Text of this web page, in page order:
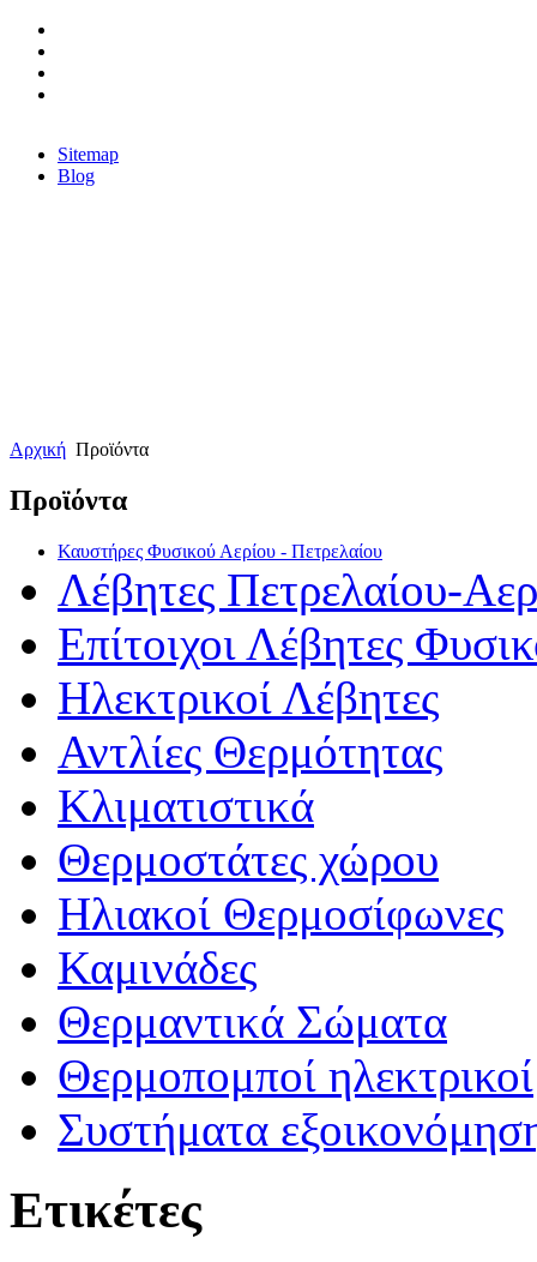
Sitemap
Blog
Αρχική Προϊόντα
Προϊόντα
Καυστήρες Φυσικού Αερίου - Πετρελαίου
Λέβητες Πετρελαίου-
Επίτοιχοι Λέβητες
Ηλεκτρικοί Λέβητες
Αντλίες Θερμότητας
Κλιματιστικά
Θερμοστάτες χώρου
Ηλιακοί Θερμοσίφωνες
Καμινάδες
Θερμαντικά Σώματα
Θερμοπομποί ηλεκτρικοί
Συστήματα
Ετικέτες